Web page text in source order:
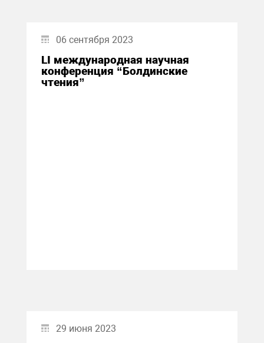
06 сентября 2023
LI международная научная
конференция “Болдинские
чтения”
29 июня 2023